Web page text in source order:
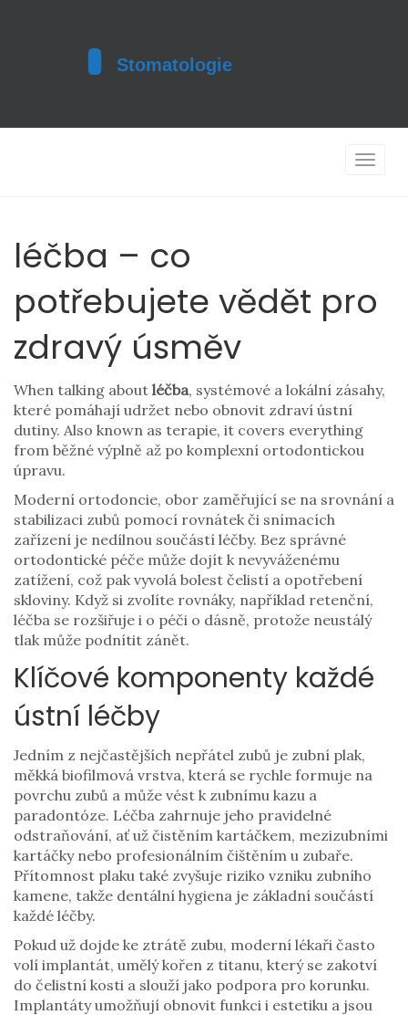
Toggle
léčba – co
potřebujete vědět pro
zdravý úsměv
When talking about léčba, systémové a lokální zásahy,
které pomáhají udržet nebo obnovit zdraví ústní
dutiny. Also known as terapie, it covers everything
from běžné výplně až po komplexní ortodontickou
úpravu.
Moderní ortodoncie, obor zaměřující se na srovnání a
stabilizaci zubů pomocí rovnátek či snímacích
zařízení je nedílnou součástí léčby. Bez správné
ortodontické péče může dojít k nevyváženému
zatížení, což pak vyvolá bolest čelistí a opotřebení
skloviny. Když si zvolíte rovnáky, například retenční,
léčba se rozšiřuje i o péči o dásně, protože neustálý
tlak může podnítit zánět.
Klíčové komponenty každé
ústní léčby
Jedním z nejčastějších nepřátel zubů je zubní plak,
měkká biofilmová vrstva, která se rychle formuje na
povrchu zubů a může vést k zubnímu kazu a
paradontóze. Léčba zahrnuje jeho pravidelné
odstraňování, ať už čistěním kartáčkem, mezizubními
kartáčky nebo profesionálním čištěním u zubaře.
Přítomnost plaku také zvyšuje riziko vzniku zubního
kamene, takže dentální hygiena je základní součástí
každé léčby.
Pokud už dojde ke ztrátě zubu, moderní lékaři často
volí implantát, umělý kořen z titanu, který se zakotví
do čelistní kosti a slouží jako podpora pro korunku.
Implantáty umožňují obnovit funkci i estetiku a jsou